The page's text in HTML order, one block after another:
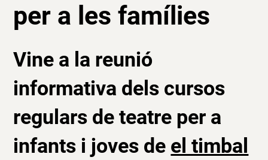
per a les famílies
Vine a la reunió
informativa dels cursos
regulars de teatre per a
infants i joves de el timbal